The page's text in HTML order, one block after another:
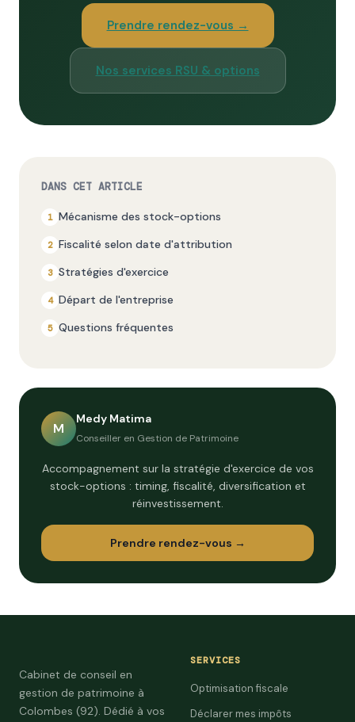
Prendre rendez-vous →
Nos services RSU & options
DANS CET ARTICLE
Mécanisme des stock-options
Fiscalité selon date d'attribution
Stratégies d'exercice
Départ de l'entreprise
Questions fréquentes
M
Medy Matima
Conseiller en Gestion de Patrimoine
Accompagnement sur la stratégie d'exercice de vos
stock-options : timing, fiscalité, diversification et
réinvestissement.
Prendre rendez-vous →
Cabinet de conseil en
gestion de patrimoine à
Colombes (92). Dédié à vos
SERVICES
Optimisation fiscale
Déclarer mes impôts